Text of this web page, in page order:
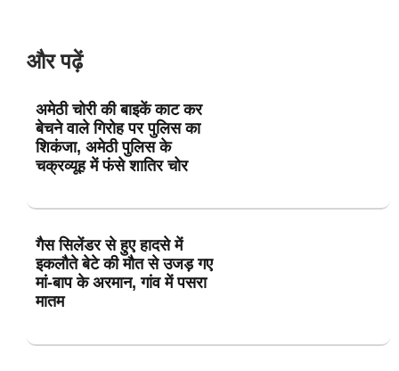
और पढ़ें
अमेठी चोरी की बाइकें काट कर
बेचने वाले गिरोह पर पुलिस का
शिकंजा, अमेठी पुलिस के
चक्रव्यूह में फंसे शातिर चोर
गैस सिलेंडर से हुए हादसे में
इकलौते बेटे की मौत से उजड़ गए
मां-बाप के अरमान, गांव में पसरा
मातम